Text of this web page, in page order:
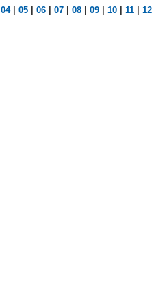
04| 05 06 07 08 09 10 11 12